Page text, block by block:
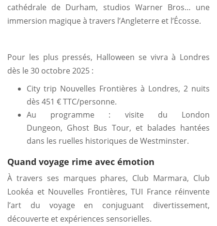
cathédrale de Durham, studios Warner Bros… une
immersion magique à travers l’Angleterre et l’Écosse.
Pour les plus pressés, Halloween se vivra à Londres
dès le 30 octobre 2025 :
City trip Nouvelles Frontières à Londres, 2 nuits
dès 451 € TTC/personne.
Au programme : visite du London
Dungeon, Ghost Bus Tour, et balades hantées
dans les ruelles historiques de Westminster.
Quand voyage rime avec émotion
À travers ses marques phares, Club Marmara, Club
Lookéa et Nouvelles Frontières, TUI France réinvente
l’art du voyage en conjuguant divertissement,
découverte et expériences sensorielles.